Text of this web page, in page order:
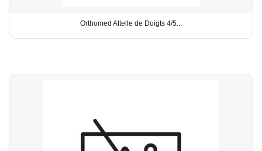
Orthomed Attelle de Doigts 4/5...